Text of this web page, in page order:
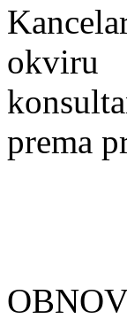
okviru
prema